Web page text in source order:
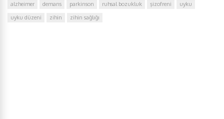
alzheimer demans parkinson ruhsal bozukluk şizofreni
uyku
uyku düzeni
zihin zihin sağlığı